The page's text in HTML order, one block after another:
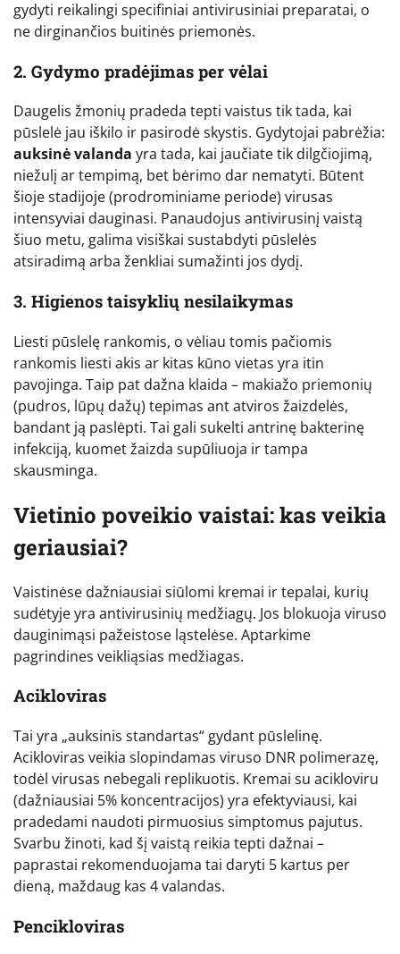
gydyti reikalingi specifiniai antivirusiniai preparatai, o
ne dirginančios buitinės priemonės.
2. Gydymo pradėjimas per vėlai
Daugelis žmonių pradeda tepti vaistus tik tada, kai
pūslelė jau iškilo ir pasirodė skystis. Gydytojai pabrėžia:
auksinė valanda yra tada, kai jaučiate tik dilgčiojimą,
niežulį ar tempimą, bet bėrimo dar nematyti. Būtent
šioje stadijoje (prodrominiame periode) virusas
intensyviai dauginasi. Panaudojus antivirusinį vaistą
šiuo metu, galima visiškai sustabdyti pūslelės
atsiradimą arba ženkliai sumažinti jos dydį.
3. Higienos taisyklių nesilaikymas
Liesti pūslelę rankomis, o vėliau tomis pačiomis
rankomis liesti akis ar kitas kūno vietas yra itin
pavojinga. Taip pat dažna klaida – makiažo priemonių
(pudros, lūpų dažų) tepimas ant atviros žaizdelės,
bandant ją paslėpti. Tai gali sukelti antrinę bakterinę
infekciją, kuomet žaizda supūliuoja ir tampa
skausminga.
Vietinio poveikio vaistai: kas veikia
geriausiai?
Vaistinėse dažniausiai siūlomi kremai ir tepalai, kurių
sudėtyje yra antivirusinių medžiagų. Jos blokuoja viruso
dauginimąsi pažeistose ląstelėse. Aptarkime
pagrindines veikliąsias medžiagas.
Acikloviras
Tai yra „auksinis standartas“ gydant pūslelinę.
Acikloviras veikia slopindamas viruso DNR polimerazę,
todėl virusas nebegali replikuotis. Kremai su acikloviru
(dažniausiai 5% koncentracijos) yra efektyviausi, kai
pradedami naudoti pirmuosius simptomus pajutus.
Svarbu žinoti, kad šį vaistą reikia tepti dažnai –
paprastai rekomenduojama tai daryti 5 kartus per
dieną, maždaug kas 4 valandas.
Pencikloviras